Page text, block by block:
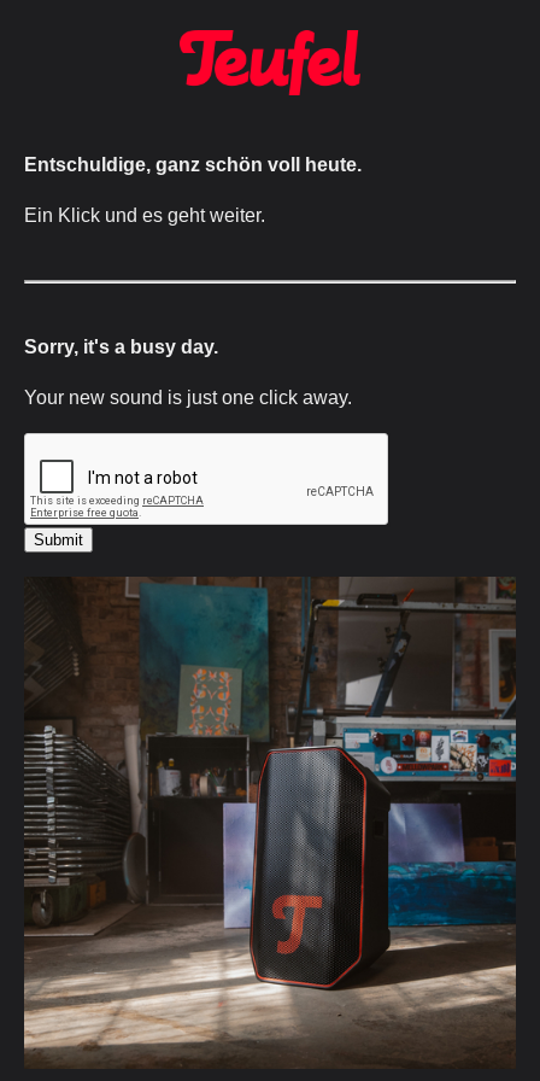
Entschuldige, ganz schön voll heute.
Ein Klick und es geht weiter.
Sorry, it's a busy day.
Your new sound is just one click away.